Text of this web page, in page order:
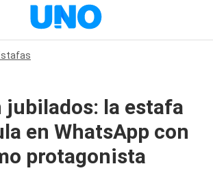
la estafa
en WhatsApp con
protagonista